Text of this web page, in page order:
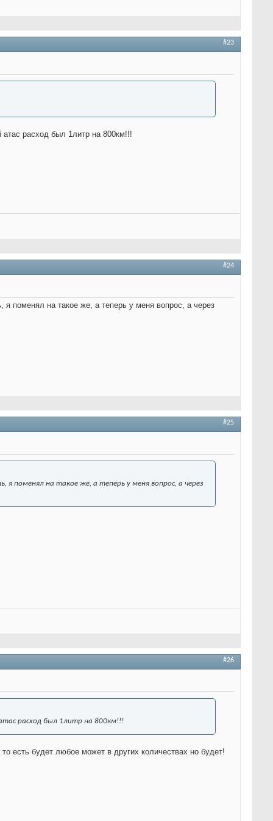
#23
расход был 1литр на 800км!!!
#24
поменял на такое же, а теперь у меня вопрос, а через
#25
я поменял на такое же, а теперь у меня вопрос, а через
#26
расход был 1литр на 800км!!!
есть будет любое может в других количествах но будет!